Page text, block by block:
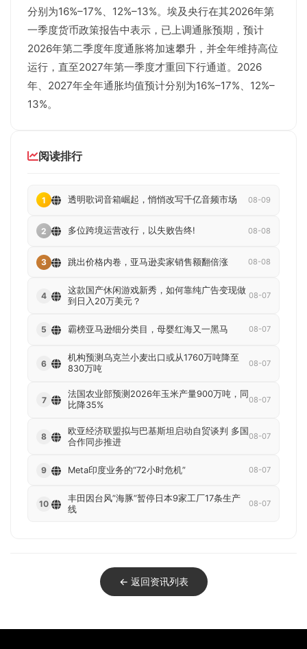
分别为16%–17%、12%–13%。埃及央行在其2026年第
一季度货币政策报告中表示，已上调通胀预期，预计
2026年第二季度年度通胀将加速攀升，并全年维持高位
运行，直至2027年第一季度才重回下行通道。2026
年、2027年全年通胀均值预计分别为16%–17%、12%–
13%。
阅读排行
1 透明歌词音箱崛起，悄悄改写千亿音频市场 08-09
2 多位跨境运营改行，以失败告终! 08-08
3 跳出价格内卷，亚马逊卖家销售额翻倍涨 08-08
4
这款国产休闲游戏新秀，如何靠纯广告变现做
到日入20万美元？
08-07
5 霸榜亚马逊细分类目，母婴红海又一黑马 08-07
6
机构预测乌克兰小麦出口或从1760万吨降至
830万吨
08-07
7
法国农业部预测2026年玉米产量900万吨，同
比降35%
08-07
8
欧亚经济联盟拟与巴基斯坦启动自贸谈判 多国
合作同步推进
08-07
9 Meta印度业务的“72小时危机” 08-07
10
丰田因台风”海豚”暂停日本9家工厂17条生产
线
08-07
← 返回资讯列表